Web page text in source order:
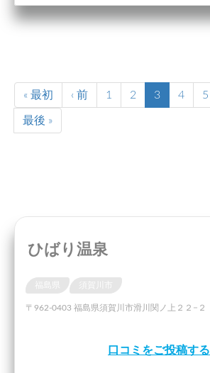
« 最初 ‹ 前 1 2 3 4 5
最後 »
ひばり温泉
〒962-0403 福島県須賀川市滑川関ノ上２２−２
口コミをご投稿する